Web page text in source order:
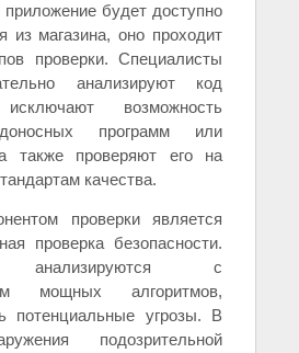
будет доступно
из магазина, оно проходит
проверки. Специалисты
анализируют код
возможность
программ или
также проверяют его на
качества.
проверки является
проверка безопасности.
анализируются с
мощных алгоритмов,
потенциальные угрозы. В
подозрительной